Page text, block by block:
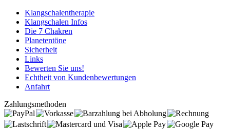
Klangschalentherapie
Klangschalen Infos
Die 7 Chakren
Planetentöne
Sicherheit
Links
Bewerten Sie uns!
Echtheit von Kundenbewertungen
Anfahrt
Zahlungsmethoden